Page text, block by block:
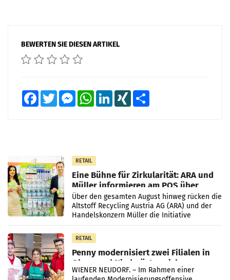
BEWERTEN SIE DIESEN ARTIKEL
FacebookTwitter MessengerWhatsAppLinkedInXING
RETAIL
Eine Bühne für Zirkularität: ARA und
Müller informieren am POS über
Kreislauffähigkeit
Über den gesamten August hinweg rücken die
Altstoff Recycling Austria AG (ARA) und der
Handelskonzern Müller die Initiative
„Kreislauf-Helden“ in allen österreichischen
Müller-Filialen
RETAIL
Penny modernisiert zwei Filialen in
Ober- und Niederösterreich
WIENER NEUDORF. – Im Rahmen einer